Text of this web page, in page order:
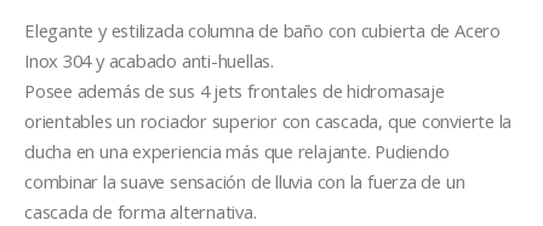
Elegante y estilizada columna de baño con cubierta de Acero
Inox 304 y acabado anti-huellas.
Posee además de sus 4 jets frontales de hidromasaje
orientables un rociador superior con cascada, que convierte la
ducha en una experiencia más que relajante. Pudiendo
combinar la suave sensación de lluvia con la fuerza de un
cascada de forma alternativa.